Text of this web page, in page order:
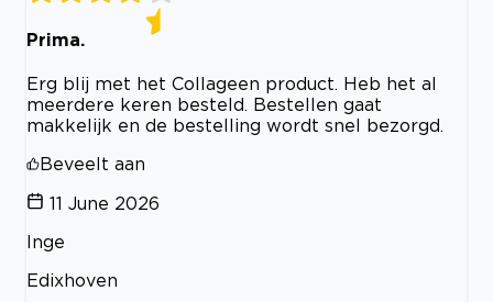
Prima.
Erg blij met het Collageen product. Heb het al
meerdere keren besteld. Bestellen gaat
makkelijk en de bestelling wordt snel bezorgd.
Beveelt aan
11 June 2026
Inge
Edixhoven